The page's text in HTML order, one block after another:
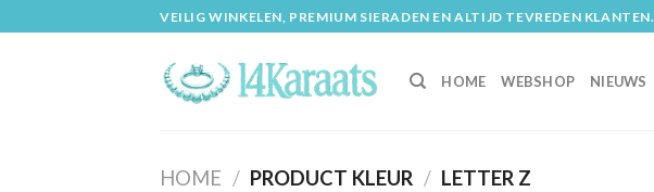
to
VEILIG WINKELEN, PREMIUM SIERADEN EN ALTIJD TEVREDEN KLANTEN.
HOME WEBSHOP NIEUWS
HOME / PRODUCT KLEUR / LETTER Z